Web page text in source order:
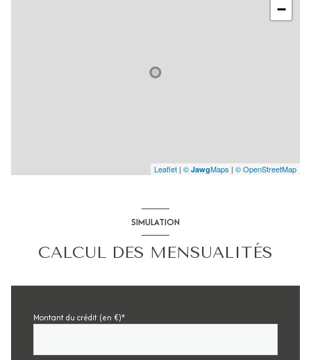
−
Leaflet | © JawgMaps | © OpenStreetMap
SIMULATION
CALCUL DES MENSUALITÉS
Montant du crédit (en €)*